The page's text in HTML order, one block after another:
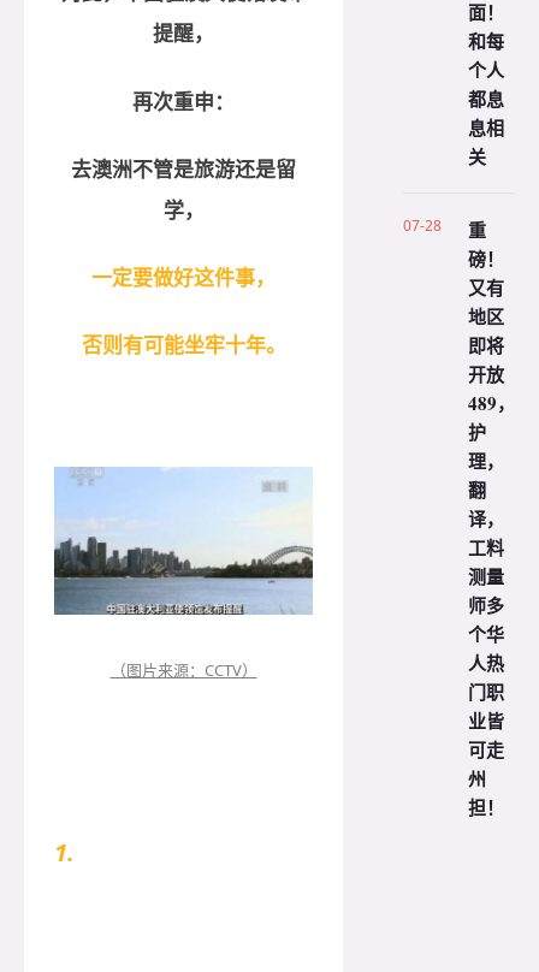
提醒，
再次重申：
去澳洲不管是旅游还是留
学，
一定要做好这件事，
否则有可能坐牢十年。
（图片来源：CCTV）
1.
面！
和每
个人
都息
息相
关
07-28
重
磅！
又有
地区
即将
开放
489，
护
理，
翻
译，
工料
测量
师多
个华
人热
门职
业皆
可走
州
担！